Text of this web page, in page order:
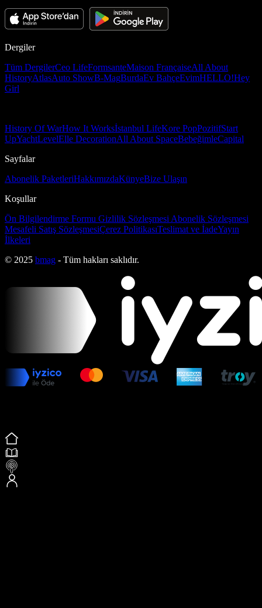
Dergiler
Tüm DergilerCeo LifeFormsanteMaison FrançaiseAll About
HistoryAtlasAuto ShowB-MagBurdaEv BahçeEvimHELLO!Hey
Girl
History Of WarHow It Worksİstanbul LifeKore PopPozitifStart
UpYachtLevelElle DecorationAll About SpaceBebeğimleCapital
Sayfalar
Abonelik PaketleriHakkımızdaKünyeBize Ulaşın
Koşullar
Ön Bilgilendirme Formu Gizlilik Sözleşmesi Abonelik Sözleşmesi
Mesafeli Satış SözleşmesiÇerez PolitikasıTeslimat ve İadeYayın
İlkeleri
© 2025 bmag - Tüm hakları saklıdır.